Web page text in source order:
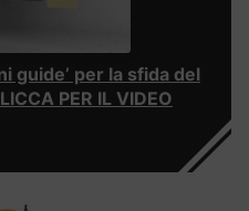
guide’ per la sfida del
PER IL VIDEO